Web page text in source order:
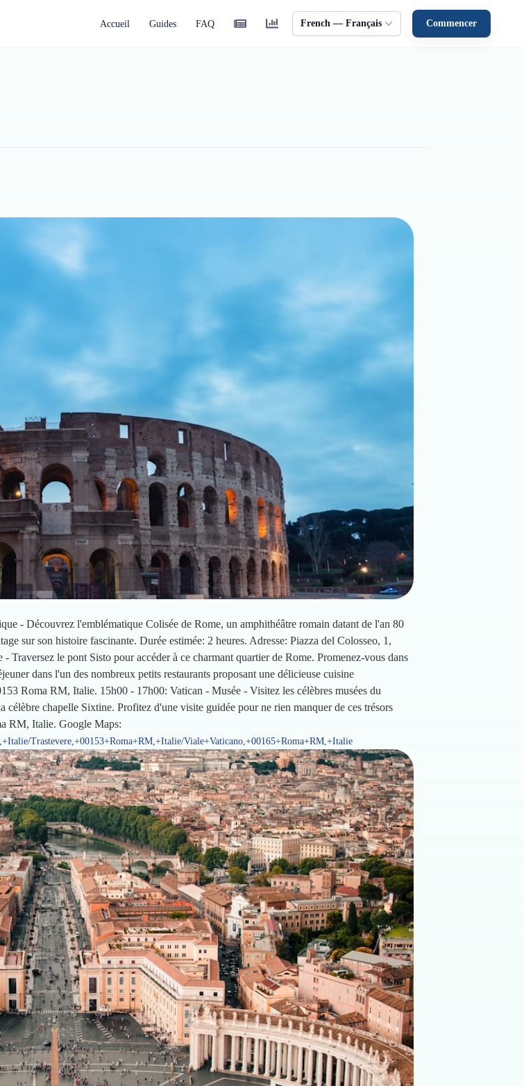
Accueil Guides FAQ French — Français Commencer
- Découvrez l'emblématique Colisée de Rome, un amphithéâtre romain datant de l'an 80
sur son histoire fascinante. Durée estimée: 2 heures. Adresse: Piazza del Colosseo, 1,
le pont Sisto pour accéder à ce charmant quartier de Rome. Promenez-vous dans
dans l'un des nombreux petits restaurants proposant une délicieuse cuisine
Roma RM, Italie. 15h00 - 17h00: Vatican - Musée - Visitez les célèbres musées du
chapelle Sixtine. Profitez d'une visite guidée pour ne rien manquer de ces trésors
RM, Italie. Google Maps:
Trastevere,+00153+Roma+RM,+Italie/Viale+Vaticano,+00165+Roma+RM,+Italie